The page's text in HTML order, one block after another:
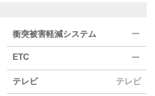
衝突被害軽減システム ー
ETC ー
テレビ テレビ